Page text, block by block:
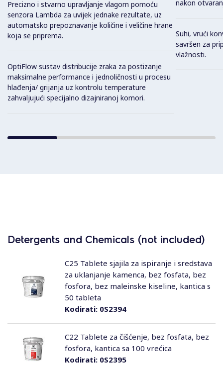
Precizno i stvarno upravljanje vlagom pomoću
senzora Lambda za uvijek jednake rezultate, uz
automatsko prepoznavanje količine i veličine hrane
koja se priprema.
OptiFlow sustav distribucije zraka za postizanje
maksimalne performance i jednoličnosti u procesu
hlađenja/ grijanja uz kontrolu temperature
zahvaljujući specijalno dizajniranoj komori.
nakon
Suhi, vrući
savršen za
vlažnosti.
Detergents and Chemicals (not included)
Kodirati:0S2394
C25 Tablete sjajila za ispiranje i sredstava
za uklanjanje kamenca, bez fosfata, bez
fosfora, bez maleinske kiseline, kantica s
50 tableta
Kodirati:0S2395
C22 Tablete za čišćenje, bez fosfata, bez
fosfora, kantica sa 100 vrećica